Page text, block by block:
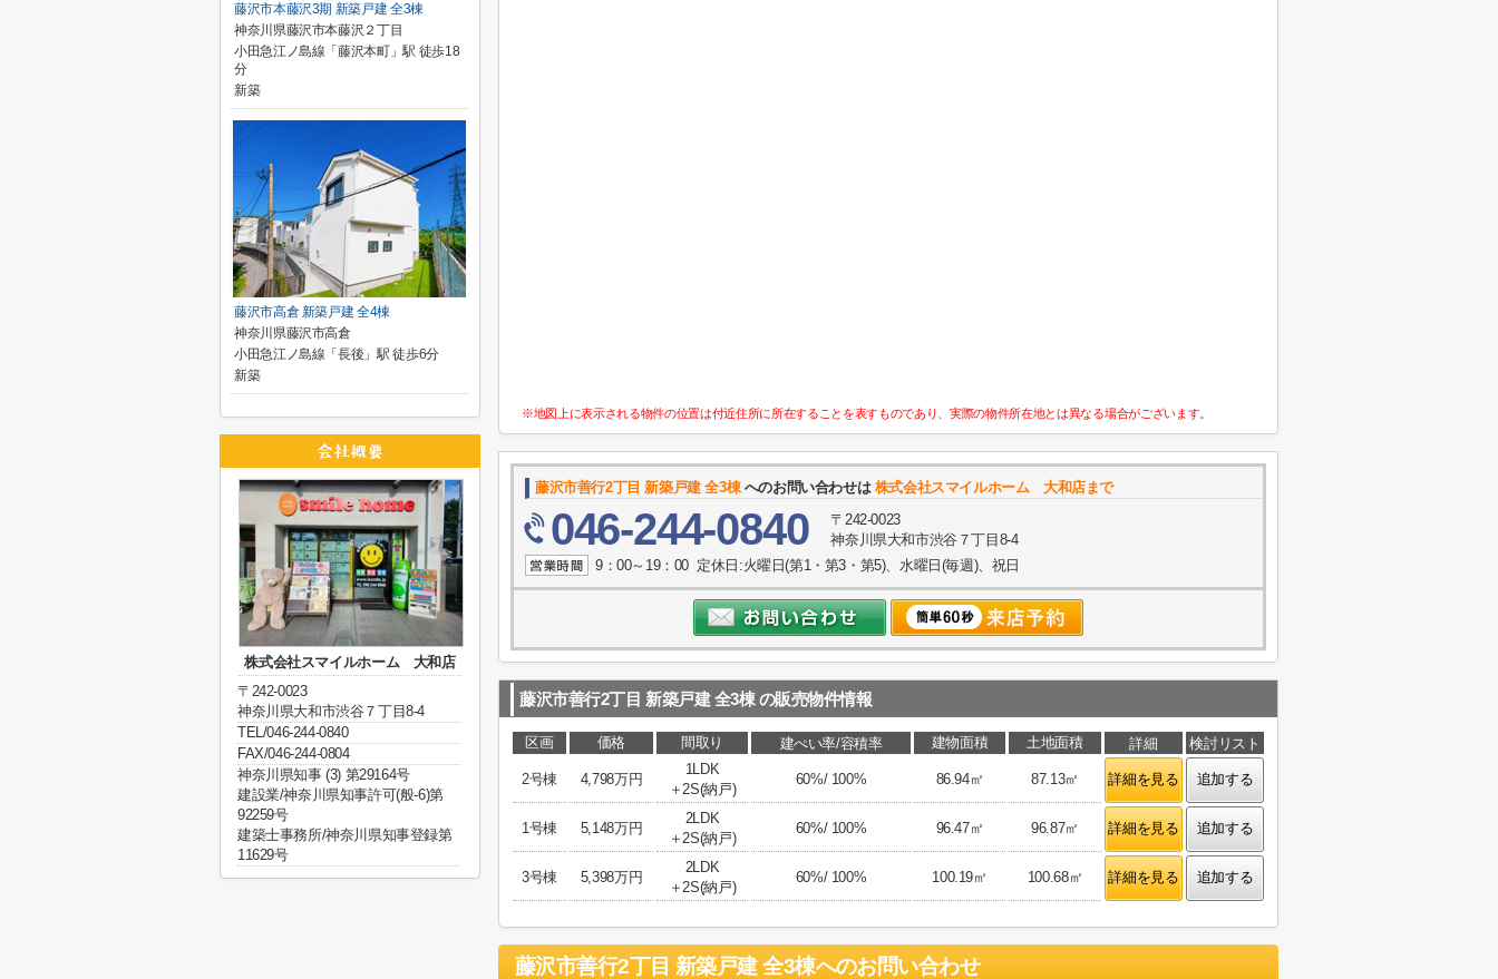
※地図上に表示される物件の位置は付近住所に所在することを表すものであり、実際の物件所在地とは異なる場合がございます。
藤沢市善行2丁目 新築戸建 全3棟へのお問い合わせは 株式会社スマイルホーム 大和店まで
046-244-0840
〒242-0023
神奈川県大和市渋谷７丁目8-4
9：00～19：00 定休日:火曜日(第1・第3・第5)、水曜日(毎週)、祝日
藤沢市善行2丁目 新築戸建 全3棟 の販売物件情報
区画 価格 間取り 建ぺい率/容積率 建物面積 土地面積 詳細 検討リスト
2号棟 4,798万円
1LDK
＋2S(納戸)
60%/ 100% 86.94㎡ 87.13㎡ 詳細を見る 追加する
1号棟 5,148万円
2LDK
＋2S(納戸)
60%/ 100% 96.47㎡ 96.87㎡ 詳細を見る 追加する
3号棟 5,398万円
2LDK
＋2S(納戸)
60%/ 100% 100.19㎡ 100.68㎡ 詳細を見る 追加する
藤沢市善行2丁目 新築戸建 全3棟へのお問い合わせ
藤沢市本藤沢3期 新築戸建 全3棟
神奈川県藤沢市本藤沢２丁目
小田急江ノ島線「藤沢本町」駅 徒歩18
分
新築
藤沢市高倉 新築戸建 全4棟
神奈川県藤沢市高倉
小田急江ノ島線「長後」駅 徒歩6分
新築
株式会社スマイルホーム 大和店
〒242-0023
神奈川県大和市渋谷７丁目8-4
TEL/046-244-0840
FAX/046-244-0804
神奈川県知事 (3) 第29164号
建設業/神奈川県知事許可(般-6)第
92259号
建築士事務所/神奈川県知事登録第
11629号